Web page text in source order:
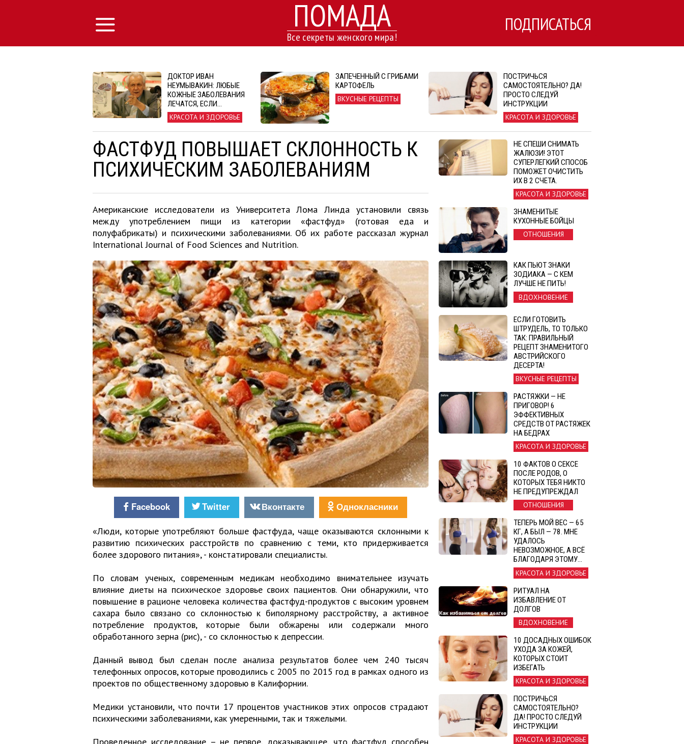
ПОМАДА
Все секреты женского мира!
ПОДПИСАТЬСЯ
ДОКТОР ИВАН
НЕУМЫВАКИН: ЛЮБЫЕ
КОЖНЫЕ ЗАБОЛЕВАНИЯ
ЛЕЧАТСЯ, ЕСЛИ…
КРАСОТА И ЗДОРОВЬЕ
ЗАПЕЧЕННЫЙ С ГРИБАМИ
КАРТОФЕЛЬ
ВКУСНЫЕ РЕЦЕПТЫ
ПОСТРИЧЬСЯ
САМОСТОЯТЕЛЬНО? ДА!
ПРОСТО СЛЕДУЙ
ИНСТРУКЦИИ
КРАСОТА И ЗДОРОВЬЕ
ФАСТФУД ПОВЫШАЕТ СКЛОННОСТЬ К
ПСИХИЧЕСКИМ ЗАБОЛЕВАНИЯМ
Американские исследователи из Университета Лома Линда установили связь
между употреблением пищи из категории «фастфуд» (готовая еда и
полуфабрикаты) и психическими заболеваниями. Об их работе рассказал журнал
International Journal of Food Sciences and Nutrition.
Facebook Twitter Вконтакте Однокласники
«Люди, которые употребляют больше фастфуда, чаще оказываются склонными к
развитию психических расстройств по сравнению с теми, кто придерживается
более здорового питания», - констатировали специалисты.
По словам ученых, современным медикам необходимо внимательнее изучать
влияние диеты на психическое здоровье своих пациентов. Они обнаружили, что
повышение в рационе человека количества фастфуд-продуктов с высоким уровнем
сахара было связано со склонностью к биполярному расстройству, а активное
потребление продуктов, которые были обжарены или содержали много
обработанного зерна (рис), - со склонностью к депрессии.
Данный вывод был сделан после анализа результатов более чем 240 тысяч
телефонных опросов, которые проводились с 2005 по 2015 год в рамках одного из
проектов по общественному здоровью в Калифорнии.
Медики установили, что почти 17 процентов участников этих опросов страдают
психическими заболеваниями, как умеренными, так и тяжелыми.
Проведенное исследование – не первое, доказывающее, что фастфуд способен
НЕ СПЕШИ СНИМАТЬ
ЖАЛЮЗИ! ЭТОТ
СУПЕРЛЕГКИЙ СПОСОБ
ПОМОЖЕТ ОЧИСТИТЬ
ИХ В 2 СЧЕТА.
КРАСОТА И ЗДОРОВЬЕ
ЗНАМЕНИТЫЕ
КУХОННЫЕ БОЙЦЫ
ОТНОШЕНИЯ
КАК ПЬЮТ ЗНАКИ
ЗОДИАКА — С КЕМ
ЛУЧШЕ НЕ ПИТЬ!
ВДОХНОВЕНИЕ
ЕСЛИ ГОТОВИТЬ
ШТРУДЕЛЬ, ТО ТОЛЬКО
ТАК: ПРАВИЛЬНЫЙ
РЕЦЕПТ ЗНАМЕНИТОГО
АВСТРИЙСКОГО
ДЕСЕРТА!
ВКУСНЫЕ РЕЦЕПТЫ
РАСТЯЖКИ — НЕ
ПРИГОВОР! 6
ЭФФЕКТИВНЫХ
СРЕДСТВ ОТ РАСТЯЖЕК
НА БЕДРАХ
КРАСОТА И ЗДОРОВЬЕ
10 ФАКТОВ О СЕКСЕ
ПОСЛЕ РОДОВ, О
КОТОРЫХ ТЕБЯ НИКТО
НЕ ПРЕДУПРЕЖДАЛ
ОТНОШЕНИЯ
ТЕПЕРЬ МОЙ ВЕС — 65
КГ, А БЫЛ — 78. МНЕ
УДАЛОСЬ
НЕВОЗМОЖНОЕ, А ВСЁ
БЛАГОДАРЯ ЭТОМУ…
КРАСОТА И ЗДОРОВЬЕ
РИТУАЛ НА
ИЗБАВЛЕНИЕ ОТ
ДОЛГОВ
ВДОХНОВЕНИЕ
10 ДОСАДНЫХ ОШИБОК
УХОДА ЗА КОЖЕЙ,
КОТОРЫХ СТОИТ
ИЗБЕГАТЬ
КРАСОТА И ЗДОРОВЬЕ
ПОСТРИЧЬСЯ
САМОСТОЯТЕЛЬНО?
ДА! ПРОСТО СЛЕДУЙ
ИНСТРУКЦИИ
КРАСОТА И ЗДОРОВЬЕ